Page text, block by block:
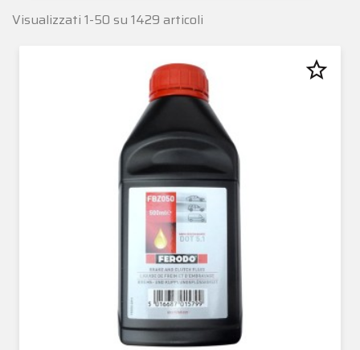
Visualizzati 1-50 su 1429 articoli
star_border